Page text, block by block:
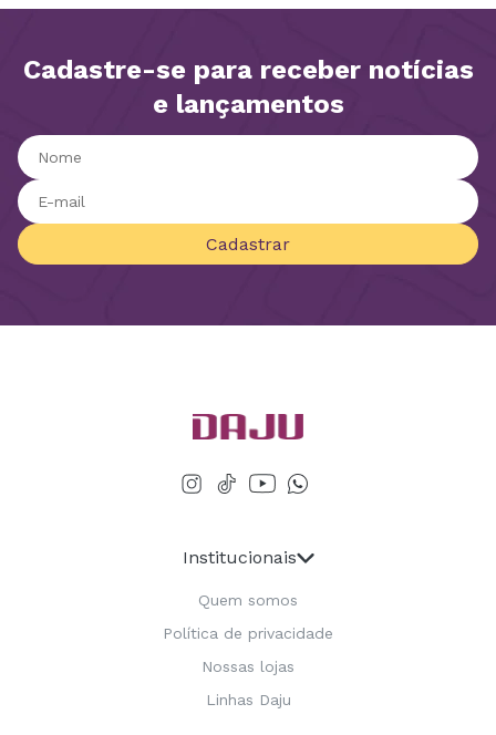
Cadastre-se para receber notícias
e lançamentos
Cadastrar
Institucionais
Quem somos
Política de privacidade
Nossas lojas
Linhas Daju